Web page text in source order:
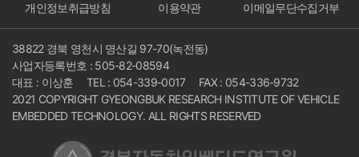
개인정보취급방침 이용약관 이메일무단수집거부
38822 경북 영천시 명산길 97-70(녹전동)
사업자등록번호 : 505-82-08594
대표 : 이상훈
TEL : 054-339-0017
FAX : 054-336-9732
2021 COPYRIGHT GYEONGBUK RESEARCH INSTITUTE OF VEHICLE
EMBEDDED TECHNOLOGY. ALL RIGHTS RESERVED